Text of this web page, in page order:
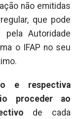
não emitidas
que pode
Autoridade
o IFAP no seu
e respectiva
proceder ao
de cada